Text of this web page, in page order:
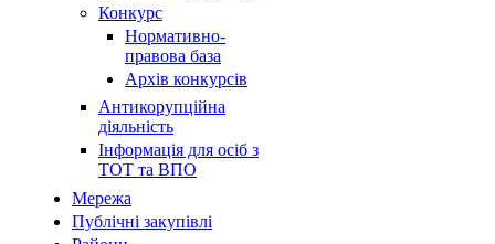
Конкурс
Нормативно-
правова база
Архів конкурсів
Антикорупційна
діяльність
Інформація для осіб з
ТОТ та ВПО
Мережа
Публічні закупівлі